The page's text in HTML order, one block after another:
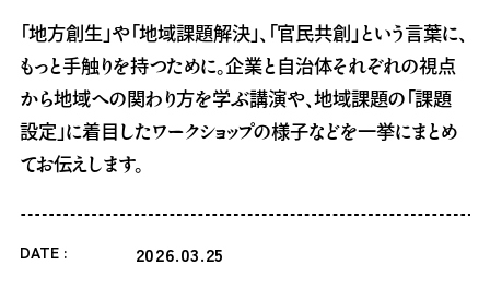
「地方創生」や「地域課題解決」、「官民共創」という言葉に、
もっと手触りを持つために。企業と自治体それぞれの視点
から地域への関わり方を学ぶ講演や、地域課題の「課題
設定」に着目したワークショップの様子などを一挙にまとめ
てお伝えします。
DATE : 2026.03.25